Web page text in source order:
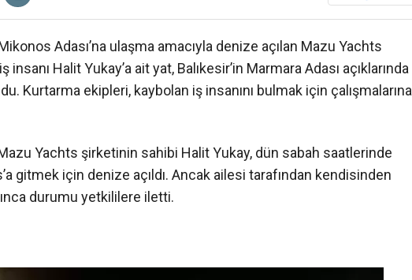
Mikonos Adası’na ulaşma amacıyla denize açılan Mazu Yachts
Halit Yukay’a ait yat, Balıkesir’in Marmara Adası açıklarında
Kurtarma ekipleri, kaybolan iş insanını bulmak için çalışmalarına
Yachts şirketinin sahibi Halit Yukay, dün sabah saatlerinde
gitmek için denize açıldı. Ancak ailesi tarafından kendisinden
durumu yetkililere iletti.